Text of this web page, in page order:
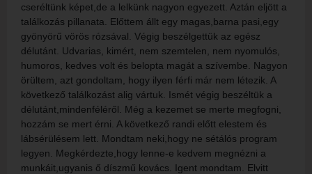
cseréltünk képet,de a lelkünk nagyon egyezett. Aztán eljött a
találkozás pillanata. Előttem állt egy magas,barna pasi,egy
gyönyörű vörös rózsával. Végig beszélgettük az egész
délutánt. Udvarias, kimért, nem szemtelen, nem nyomulós,
humoros, kedves volt és belopta magát a szívembe. Nagyon
örültem, azt gondoltam, hogy ilyen férfi már nem létezik. A
következő találkozást alig vártuk. Ismét végig beszéltük a
délutánt,mindenféléről. Még a kezemet se merte megfogni,
hozzám se mert érni. A következő randi előtt elestem és
lábsérülésem lett. Mondtam neki,hogy ne sétálós program
legyen. Megkérdezte,hogy lenne-e kedvem megnézni a
munkáit,ugyanis ő díszmű kovács. Igent mondtam. Elvitt